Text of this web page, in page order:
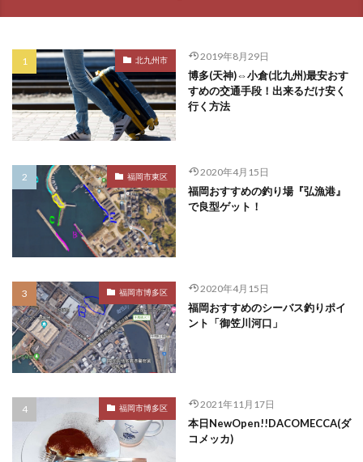
北九州市 2019年8月29日
博多(天神)⇔小倉(北九州)最安おす
すめの交通手段！出来るだけ安く
行く方法
福岡市東区 2020年4月15日
福岡おすすめの釣り場『弘漁港』
で良型ゲット！
福岡市博多区 2020年4月15日
福岡おすすめのシーバス釣りポイ
ント「御笠川河口」
福岡市博多区 2021年11月17日
本日NewOpen!!DACOMECCA(ダ
コメッカ)